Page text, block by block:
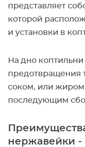
представляет
которой
и установки в
На дно
соком, или жиром
последующим
нержавейки -